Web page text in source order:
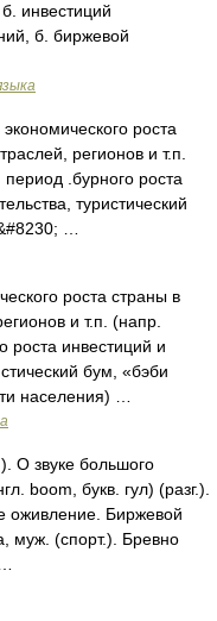
инвестиций
б. биржевой
роста
регионов и т.п.
.бурного роста
туристический
…
роста страны в
и т.п. (напр.
роста инвестиций и
бум, «бэби
населения) …
О звуке большого
boom, букв. гул) (разг.).
оживление. Биржевой
муж. (спорт.). Бревно